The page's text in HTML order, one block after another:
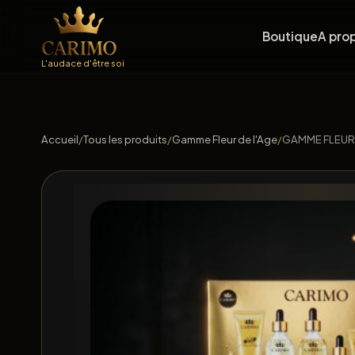
L'audace d'être soi
BoutiqueA
Accueil/Tous les produits/Gamme Fleur de l'Age/GAMME